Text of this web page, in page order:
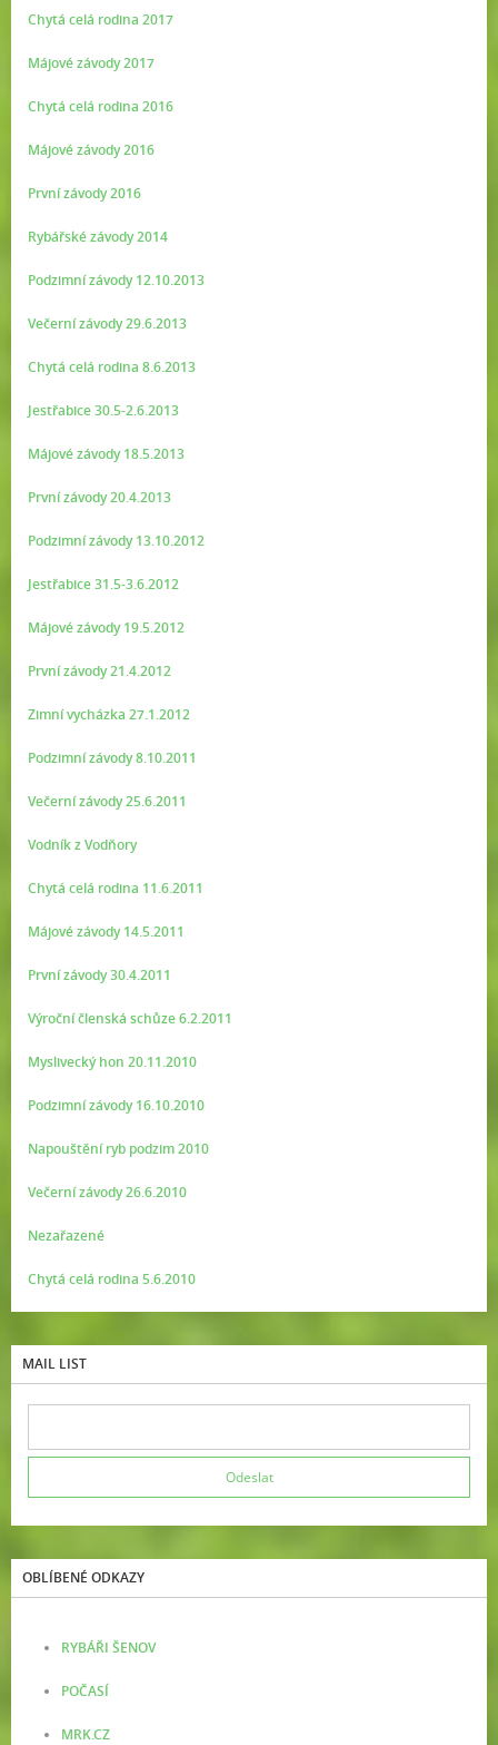
Chytá celá rodina 2017
Májové závody 2017
Chytá celá rodina 2016
Májové závody 2016
První závody 2016
Rybářské závody 2014
Podzimní závody 12.10.2013
Večerní závody 29.6.2013
Chytá celá rodina 8.6.2013
Jestřabice 30.5-2.6.2013
Májové závody 18.5.2013
První závody 20.4.2013
Podzimní závody 13.10.2012
Jestřabice 31.5-3.6.2012
Májové závody 19.5.2012
První závody 21.4.2012
Zimní vycházka 27.1.2012
Podzimní závody 8.10.2011
Večerní závody 25.6.2011
Vodník z Vodňory
Chytá celá rodina 11.6.2011
Májové závody 14.5.2011
První závody 30.4.2011
Výroční členská schůze 6.2.2011
Myslivecký hon 20.11.2010
Podzimní závody 16.10.2010
Napouštění ryb podzim 2010
Večerní závody 26.6.2010
Nezařazené
Chytá celá rodina 5.6.2010
MAIL LIST
OBLÍBENÉ ODKAZY
RYBÁŘI ŠENOV
POČASÍ
MRK.CZ